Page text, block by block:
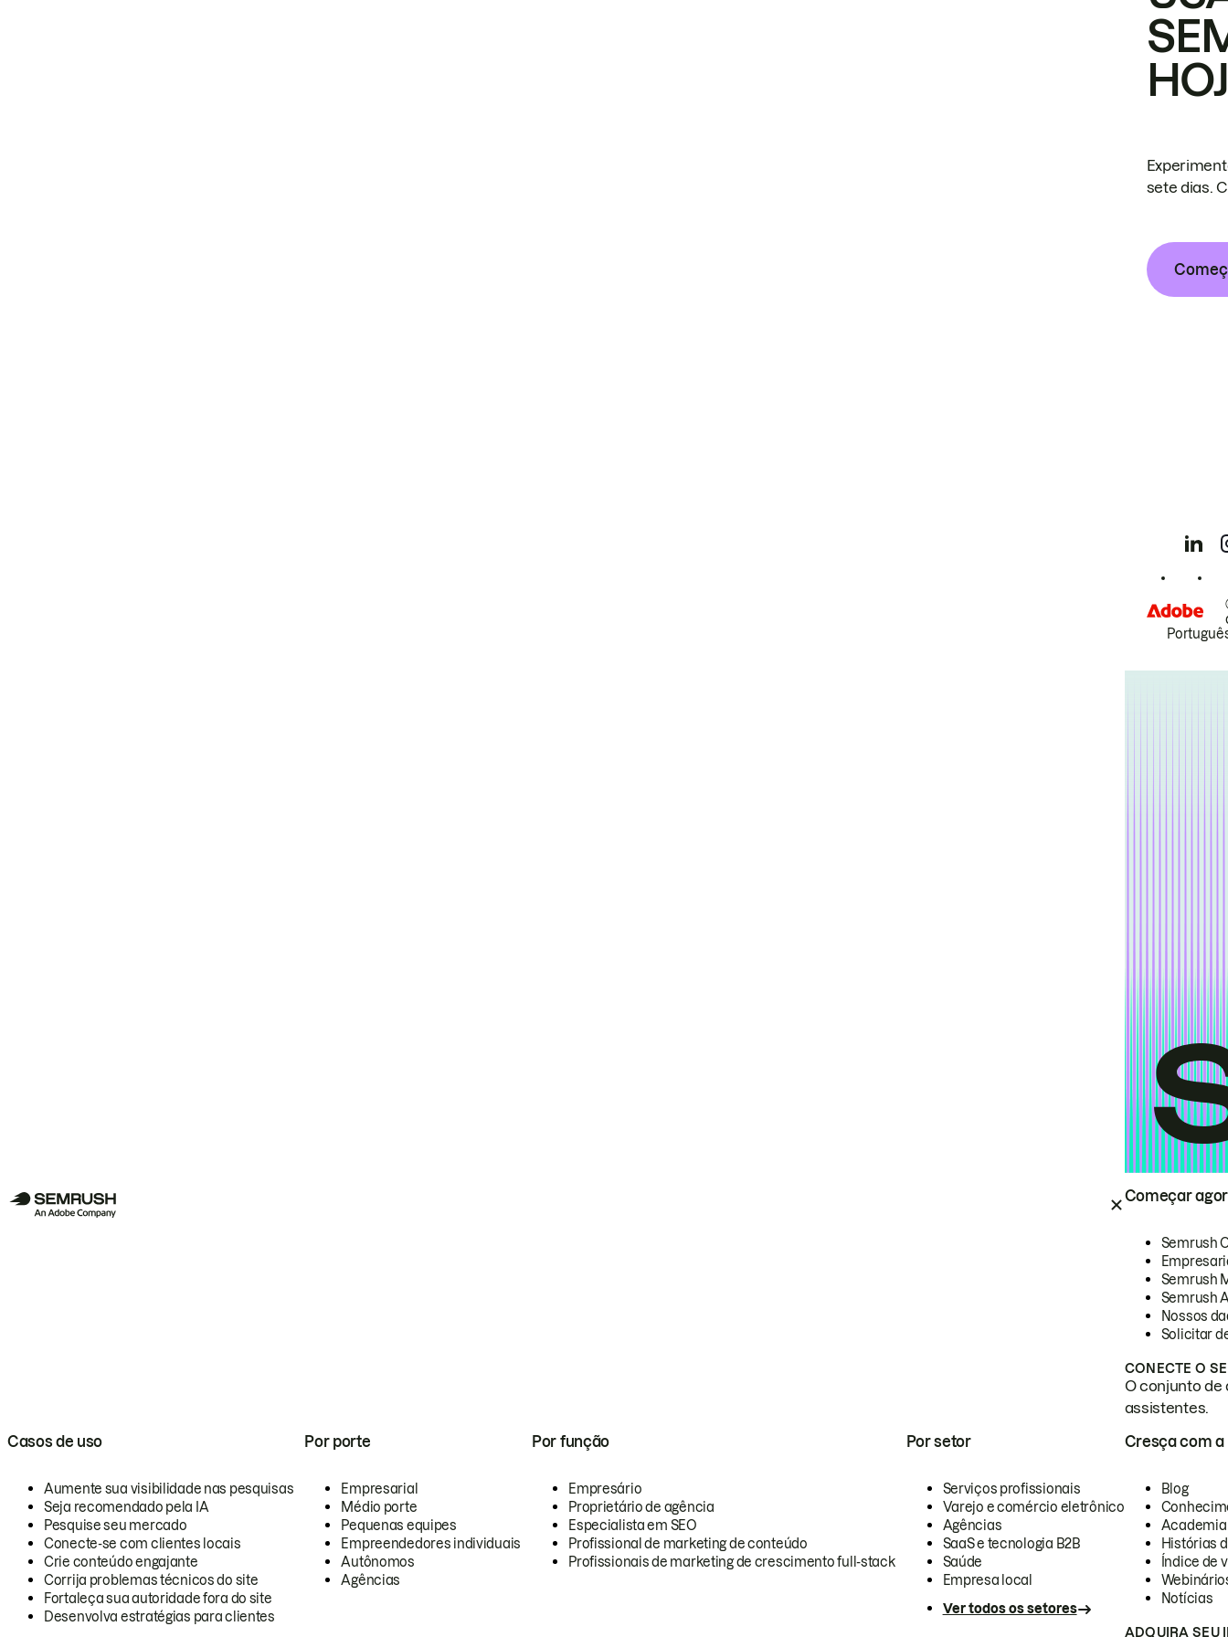
Começar
Semrush
Semrush
Semrush
Nossos
Solicitar
CONECTE O
O conjunto de
assistentes.
Casos de uso
Aumente sua visibilidade nas pesquisas
Seja recomendado pela IA
Pesquise seu mercado
Conecte-se com clientes locais
Crie conteúdo engajante
Corrija problemas técnicos do site
Fortaleça sua autoridade fora do site
Desenvolva estratégias para clientes
Por porte
Empresarial
Médio porte
Pequenas equipes
Empreendedores individuais
Autônomos
Agências
Por função
Empresário
Proprietário de agência
Especialista em SEO
Profissional de marketing de conteúdo
Profissionais de marketing de crescimento full-stack
Por setor
Serviços profissionais
Varejo e comércio eletrônico
Agências
SaaS e tecnologia B2B
Saúde
Empresa local
Ver todos os setores
Cresça com a
Blog
Academia
Histórias
Índice de
Notícias
ADQUIRA SEU
sete dias.